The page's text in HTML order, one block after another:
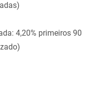
4,20% primeiros 90